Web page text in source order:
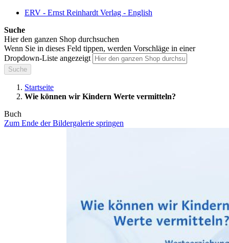
ERV - Ernst Reinhardt Verlag - English
Suche
Hier den ganzen Shop durchsuchen
Wenn Sie in dieses Feld tippen, werden Vorschläge in einer
Dropdown-Liste angezeigt
Suche
Startseite
Wie können wir Kindern Werte vermitteln?
Buch
Zum Ende der Bildergalerie springen